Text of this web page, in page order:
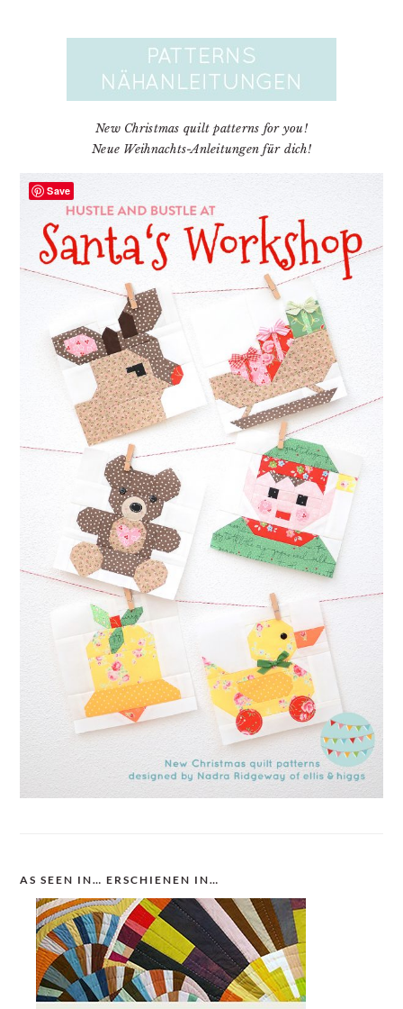
New Christmas quilt patterns for you!
Neue Weihnachts-Anleitungen für dich!
AS SEEN IN… ERSCHIENEN IN…
Save